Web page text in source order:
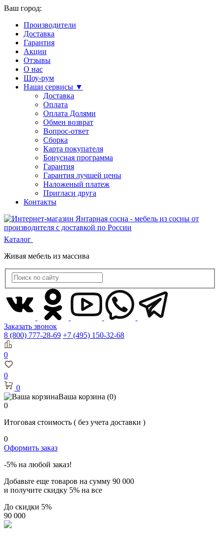
Ваш город:
Производители
Доставка
Гарантия
Акции
Отзывы
О нас
Шоу-рум
Наши сервисы ▼
Доставка
Оплата
Оплата Долями
Обмен возврат
Вопрос-ответ
Сборка
Карта покупателя
Бонусная программа
Гарантия
Гарантия лучшей цены
Наложеный платеж
Пригласи друга
Контакты
Каталог
Живая мебель из массива
Заказать звонок
8 (800) 777-28-69 +7 (495) 150-32-68
0
0
0
Ваша корзина (0)
0
Итоговая стоимость ( без учета доставки )
0
Оформить заказ
-5% на любой заказ!
Добавьте еще товаров на сумму 90 000
и получите скидку 5% на все
До скидки 5%
90 000